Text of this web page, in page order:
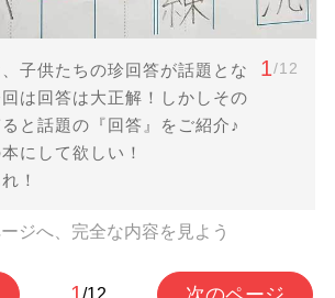
子供たちの珍回答が話題とな
は回答は大正解！しかしその
と話題の『回答』をご紹介♪
にして欲しい！
！
1/12
ジへ、完全な内容を見よう
/12